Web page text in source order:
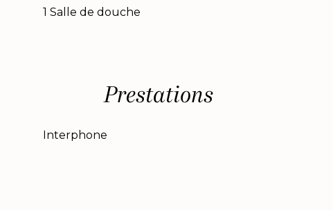
1 Salle de douche
Prestations
Interphone